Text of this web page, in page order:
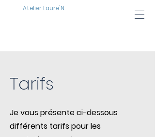
Atelier Laure'N
Tarifs
Je vous présente ci-dessous
différents tarifs pour les